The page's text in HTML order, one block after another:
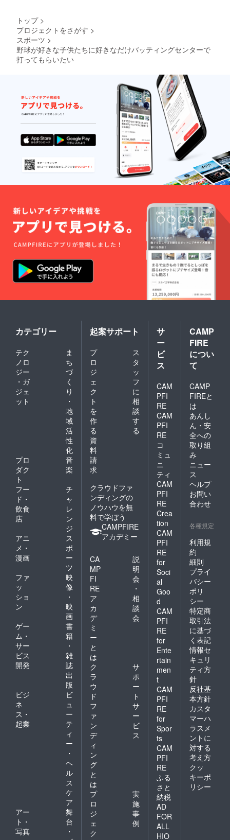
トップ >
プロジェクトをさがす >
スポーツ >
野球が好きな子供たちに好きなだけバッティングセンターで
打ってもらいたい
カテゴリー
テク
ノロ
ジー
・ガ
ジェ
ット
ま
ち
づ
く
り
・
地
域
活
性
化
プロ
ダク
ト
音
楽
フー
ド・
飲食
店
チ
ャ
レ
ン
ジ
アニ
メ・
漫画
ス
ポ
ー
ツ
ファ
ッ
ショ
ン
映
像
・
映
画
ゲー
ム・
サー
ビス
開発
書
籍
・
雑
誌
出
版
ビジ
ネ
ス・
起業
ビ
ュ
ー
テ
ィ
ー
・
ヘ
ル
ス
ケ
ア
アー
ト・
写真
舞
台
・
起案サポート
プ
ロ
ジ
ェ
ク
ト
を
作
る
ス
タ
ッ
フ
に
相
談
す
る
資
料
請
求
クラウドファ
ンディングの
ノウハウを無
料で学ぼう
CAMPFIRE
アカデミー
CA
MP
FI
RE
ア
カ
デ
ミ
ー
と
は
説
明
会
・
相
談
会
ク
ラ
ウ
ド
フ
ァ
ン
デ
ィ
ン
グ
と
は
サ
ポ
ー
ト
サ
ー
ビ
ス
プ
ロ
ジ
ェ
ク
実
施
事
例
サ
ー
ビ
ス
CAM
PFI
RE
CAM
PFI
RE
コ
ミュ
ニ
ティ
CAM
PFI
RE
Crea
tion
CAM
PFI
RE
for
Soci
al
Goo
d
CAM
PFI
RE
for
Ente
rtain
men
t
CAM
PFI
RE
for
Spor
ts
CAM
PFI
RE
ふる
さと
納税
AD
FOR
ALL
HIO
CAMP
FIRE
につい
て
CAMP
FIREと
は
あんし
ん・安
全への
取り組
み
ニュー
ス
ヘルプ
お問い
合わせ
各種規定
利用規
約
細則
プライ
バシー
ポリ
シー
特定商
取引法
に基づ
く表記
情報セ
キュリ
ティ方
針
反社基
本方針
カスタ
マーハ
ラスメ
ントに
対する
考え方
クッ
キーポ
リシー